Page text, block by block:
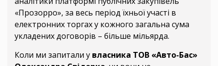
«Прозорро», за весь період їхньої участі в
електронних торгах у кожного загальна сума
укладених договорів – більше мільярда.
Коли ми запитали у власника ТОВ «Авто-Бас»